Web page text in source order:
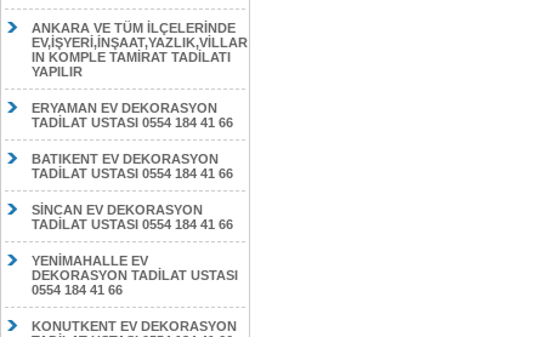
ANKARA VE TÜM İLÇELERİNDE
EV,İŞYERİ,İNŞAAT,YAZLIK,VİLLAR
IN KOMPLE TAMİRAT TADİLATI
YAPILIR
ERYAMAN EV DEKORASYON
TADİLAT USTASI 0554 184 41 66
BATIKENT EV DEKORASYON
TADİLAT USTASI 0554 184 41 66
SİNCAN EV DEKORASYON
TADİLAT USTASI 0554 184 41 66
YENİMAHALLE EV
DEKORASYON TADİLAT USTASI
0554 184 41 66
KONUTKENT EV DEKORASYON